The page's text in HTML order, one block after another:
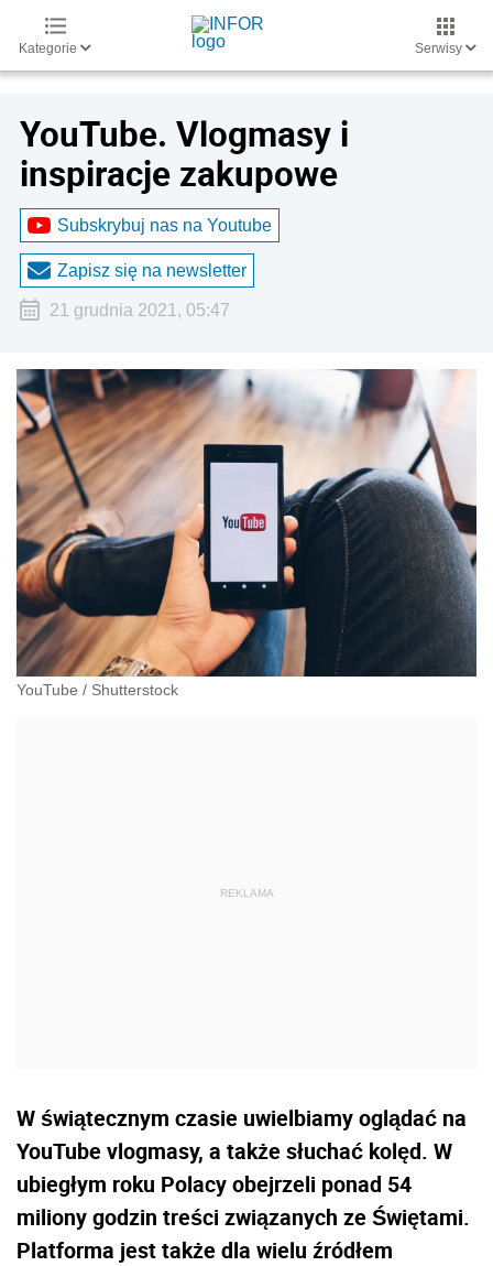
Kategorie Serwisy
YouTube. Vlogmasy i
inspiracje zakupowe
Subskrybuj nas na Youtube
Zapisz się na newsletter
21 grudnia 2021, 05:47
YouTube / Shutterstock
W świątecznym czasie uwielbiamy oglądać na
YouTube vlogmasy, a także słuchać kolęd. W
ubiegłym roku Polacy obejrzeli ponad 54
miliony godzin treści związanych ze Świętami.
Platforma jest także dla wielu źródłem